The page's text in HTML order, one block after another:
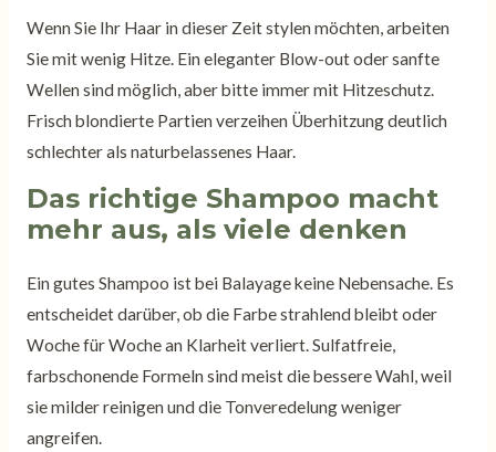
Wenn Sie Ihr Haar in dieser Zeit stylen möchten, arbeiten
Sie mit wenig Hitze. Ein eleganter Blow-out oder sanfte
Wellen sind möglich, aber bitte immer mit Hitzeschutz.
Frisch blondierte Partien verzeihen Überhitzung deutlich
schlechter als naturbelassenes Haar.
Das richtige Shampoo macht
mehr aus, als viele denken
Ein gutes Shampoo ist bei Balayage keine Nebensache. Es
entscheidet darüber, ob die Farbe strahlend bleibt oder
Woche für Woche an Klarheit verliert. Sulfatfreie,
farbschonende Formeln sind meist die bessere Wahl, weil
sie milder reinigen und die Tonveredelung weniger
angreifen.